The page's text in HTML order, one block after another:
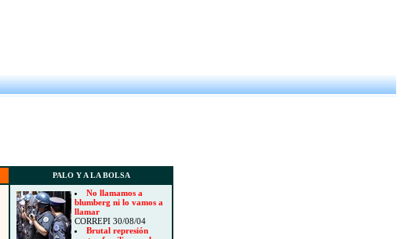
PALO Y A LA BOLSA
No llamamos a
blumberg ni lo vamos a
llamar
CORREPI 30/08/04
Brutal represión